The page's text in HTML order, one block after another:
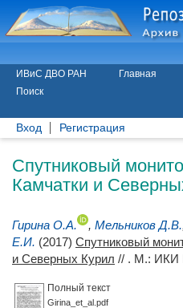
ИВиС ДВО РАН Главная
Поиск
Вход Регистрация
Спутниковый
Камчатки и
Гирина О.А. , Мельников Д.В.
Е.И. (2017) Спутниковый
и Северных Курил // . М.: ИКИ
Полный текст
Girina_et_al.pdf